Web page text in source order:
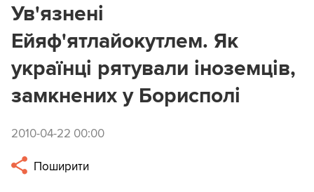
Ув'язнені
Ейяф'ятлайокутлем. Як
українці рятували іноземців,
замкнених у Борисполі
2010-04-22 00:00
Поширити